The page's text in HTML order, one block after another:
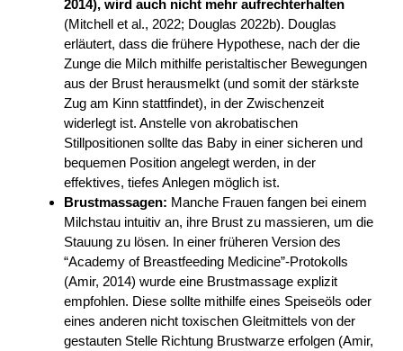
2014), wird auch nicht mehr aufrechterhalten
(Mitchell et al., 2022; Douglas 2022b). Douglas
erläutert, dass die frühere Hypothese, nach der die
Zunge die Milch mithilfe peristaltischer Bewegungen
aus der Brust herausmelkt (und somit der stärkste
Zug am Kinn stattfindet), in der Zwischenzeit
widerlegt ist. Anstelle von akrobatischen
Stillpositionen sollte das Baby in einer sicheren und
bequemen Position angelegt werden, in der
effektives, tiefes Anlegen möglich ist.
Brustmassagen: Manche Frauen fangen bei einem
Milchstau intuitiv an, ihre Brust zu massieren, um die
Stauung zu lösen. In einer früheren Version des
“Academy of Breastfeeding Medicine”-Protokolls
(Amir, 2014) wurde eine Brustmassage explizit
empfohlen. Diese sollte mithilfe eines Speiseöls oder
eines anderen nicht toxischen Gleitmittels von der
gestauten Stelle Richtung Brustwarze erfolgen (Amir,